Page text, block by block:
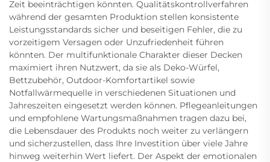
Zeit beeinträchtigen könnten. Qualitätskontrollverfahren
während der gesamten Produktion stellen konsistente
Leistungsstandards sicher und beseitigen Fehler, die zu
vorzeitigem Versagen oder Unzufriedenheit führen
könnten. Der multifunktionale Charakter dieser Decken
maximiert ihren Nutzwert, da sie als Deko-Würfel,
Bettzubehör, Outdoor-Komfortartikel sowie
Notfallwärmequelle in verschiedenen Situationen und
Jahreszeiten eingesetzt werden können. Pflegeanleitungen
und empfohlene Wartungsmaßnahmen tragen dazu bei,
die Lebensdauer des Produkts noch weiter zu verlängern
und sicherzustellen, dass Ihre Investition über viele Jahre
hinweg weiterhin Wert liefert. Der Aspekt der emotionalen